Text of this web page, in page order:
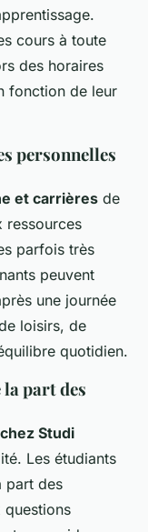
cours à toute
des horaires
fonction de leur
personnelles
et carrières de
ressources
parfois très
peuvent
une journée
loisirs, de
quotidien.
part des
Studi
Les étudiants
part des
questions